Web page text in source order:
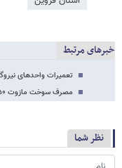
خبرهای مرتبط
تعمیرات واحدهای
مصرف سوخت مازوت ۵۰درصد کاهش یافت
نظر شما